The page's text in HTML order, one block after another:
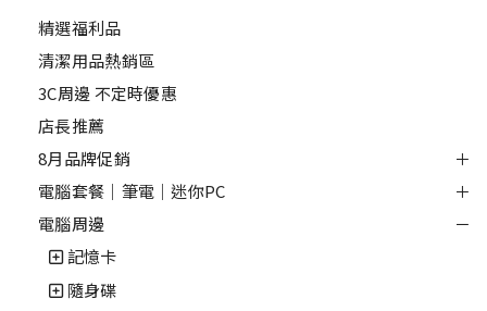
精選福利品
清潔用品熱銷區
3C周邊 不定時優惠
店長推薦
8月品牌促銷
電腦套餐｜筆電｜迷你PC
電腦周邊
記憶卡
隨身碟